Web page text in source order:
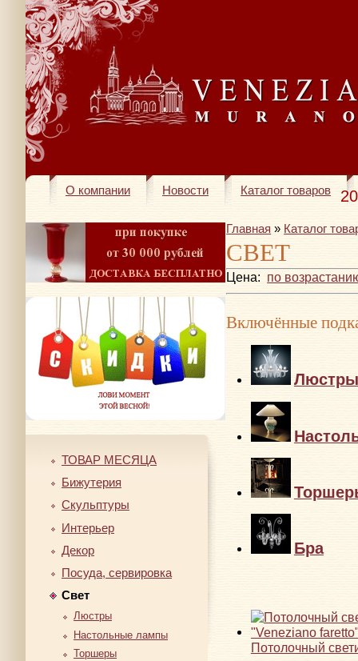
О компании Новости Каталог товаров
ТОВАР МЕСЯЦА
Бижутерия
Скульптуры
Интерьер
Декор
Посуда, сервировка
Свет
Люстры
Настольные лампы
Торшеры
Главная » Каталог
СВЕТ
Цена: по
Включённые
Люстры
Бра
Потолочный